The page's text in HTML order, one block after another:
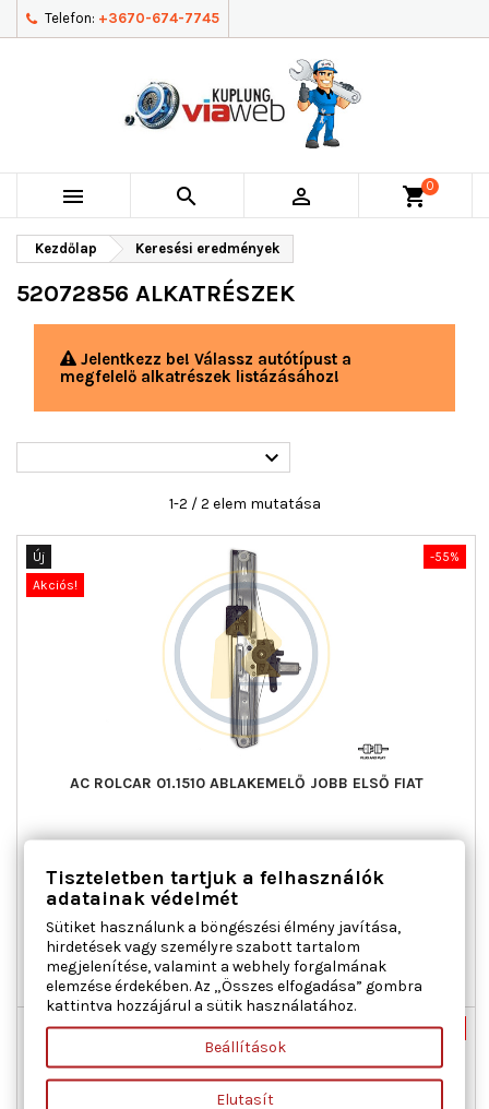
Telefon: +3670-674-7745
   shopping_cart0
Kezdőlap Keresési eredmények
52072856 ALKATRÉSZEK
Jelentkezz be! Válassz autótípust a
megfelelő alkatrészek listázásához!

1-2 / 2 elem mutatása
-55%
Új
Akciós!
AC ROLCAR 01.1510 ABLAKEMELŐ JOBB ELSŐ FIAT
cikk/kiegészítő info : Villanymotorral, Működési mód :
elektromos, Tömeg [kg] : 1,314
Ár
30 719 Ft
Normál
ár
68 265 Ft
 Kosárba Bővebben
Raktáron
-55%
Tiszteletben tartjuk a felhasználók
adatainak védelmét
Sütiket használunk a böngészési élmény javítása,
hirdetések vagy személyre szabott tartalom
megjelenítése, valamint a webhely forgalmának
elemzése érdekében. Az „Összes elfogadása” gombra
kattintva hozzájárul a sütik használatához.
Beállítások
Elutasít